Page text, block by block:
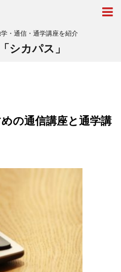
・通信・通学講座を紹介
シカパス」
めの通信講座と通学講